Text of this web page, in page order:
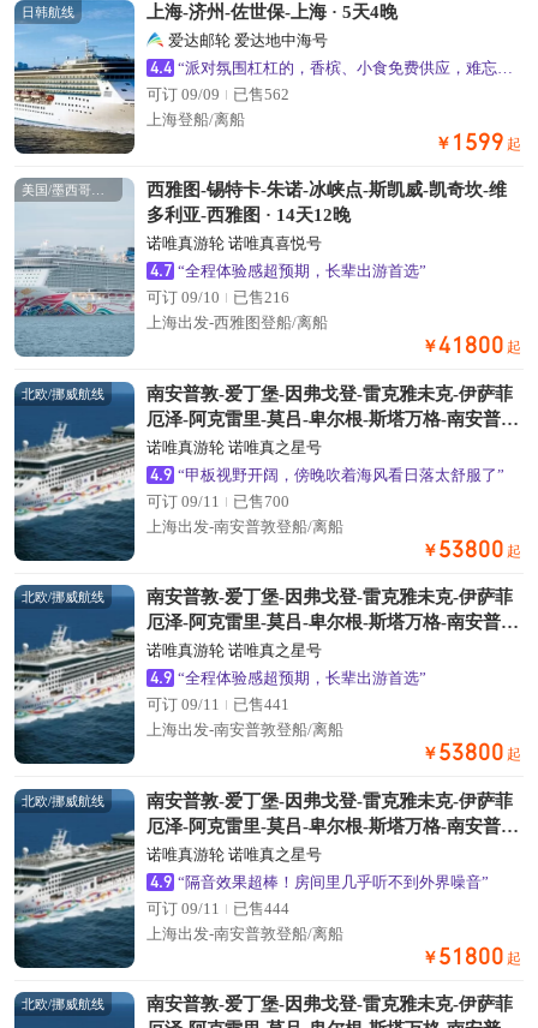
日韩航线 上海-济州-佐世保-上海 · 5天4晚
爱达邮轮 爱达地中海号
4.4
可订 09/09
已售562
上海登船/离船
￥ 1599 起
西雅图-锡特卡-朱诺-冰峡点-斯凯威-凯奇坎-维
多利亚-西雅图 · 14天12晚
诺唯真游轮 诺唯真喜悦号
4.7 “全程体验感超预期，长辈出游首选”
可订 09/10
已售216
上海出发-西雅图登船/离船
￥41800 起
北欧/挪威航线
南安普敦-爱丁堡-因弗戈登-雷克雅未克-伊萨菲
厄泽-阿克雷里-莫吕-卑尔根-斯塔万格-南安普敦
· 19天16晚
诺唯真游轮 诺唯真之星号
4.9 “甲板视野开阔，傍晚吹着海风看日落太舒服了”
可订 09/11
已售700
上海出发-南安普敦登船/离船
￥ 53800 起
北欧/挪威航线
南安普敦-爱丁堡-因弗戈登-雷克雅未克-伊萨菲
厄泽-阿克雷里-莫吕-卑尔根-斯塔万格-南安普敦
· 19天16晚
诺唯真游轮 诺唯真之星号
4.9 “全程体验感超预期，长辈出游首选”
可订 09/11
已售441
上海出发-南安普敦登船/离船
￥ 53800 起
北欧/挪威航线
南安普敦-爱丁堡-因弗戈登-雷克雅未克-伊萨菲
厄泽-阿克雷里-莫吕-卑尔根-斯塔万格-南安普敦
· 19天16晚
诺唯真游轮 诺唯真之星号
4.9 “隔音效果超棒！房间里几乎听不到外界噪音”
可订 09/11
已售444
上海出发-南安普敦登船/离船
￥ 51800 起
北欧/挪威航线
南安普敦-爱丁堡-因弗戈登-雷克雅未克-伊萨菲